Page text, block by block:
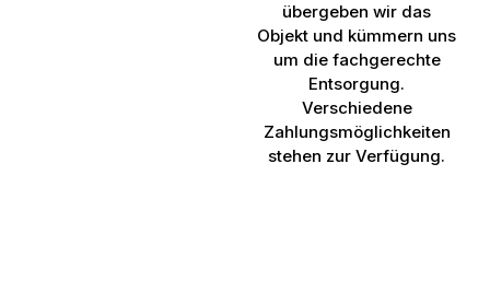
übergeben wir das
Objekt und kümmern uns
um die fachgerechte
Entsorgung.
Verschiedene
Zahlungsmöglichkeiten
stehen zur Verfügung.